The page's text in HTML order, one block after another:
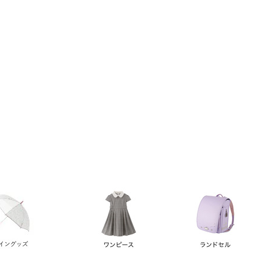
順 価格が高い順 優先度順 レビュー順